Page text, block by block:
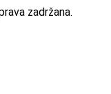
zadržana.